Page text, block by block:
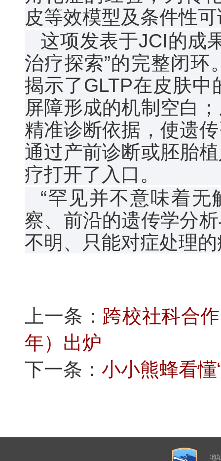
皮等效模型及条件性
这项发表于JCI的成
治疗探索”的完整闭
揭示了GLTP在皮肤
屏障形成的机制空白
精准诊断依据，使遗
通过产前诊断或胚胎
疗打开了入口。
“罕见并不意味着
察、前沿的遗传学分
不明、只能对症处理
上一条： 跨校社科合
年）出炉
下一条： 小小熊蜂看
地